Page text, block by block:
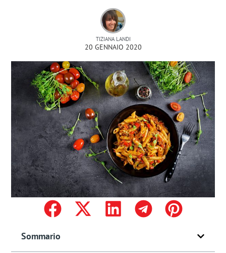
TIZIANA LANDI
20 GENNAIO 2020
Sommario